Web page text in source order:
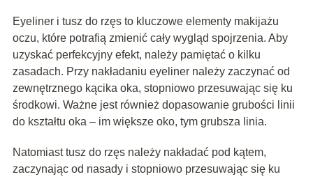
Eyeliner i tusz do rzęs to kluczowe elementy makijażu
oczu, które potrafią zmienić cały wygląd spojrzenia. Aby
uzyskać perfekcyjny efekt, należy pamiętać o kilku
zasadach. Przy nakładaniu eyeliner należy zaczynać od
zewnętrznego kącika oka, stopniowo przesuwając się ku
środkowi. Ważne jest również dopasowanie grubości linii
do kształtu oka – im większe oko, tym grubsza linia.
Natomiast tusz do rzęs należy nakładać pod kątem,
zaczynając od nasady i stopniowo przesuwając się ku